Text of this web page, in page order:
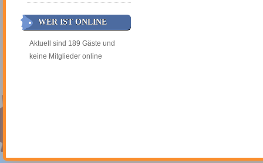
WER IST ONLINE
Aktuell sind 189 Gäste und
keine Mitglieder online